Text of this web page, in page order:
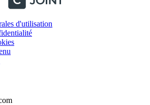
d'utilisation